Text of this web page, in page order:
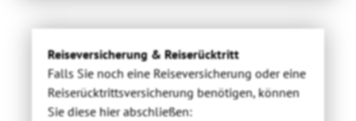
Reiseversicherung & Reiserücktritt
Falls Sie noch eine Reiseversicherung oder eine
Reiserücktrittsversicherung benötigen, können
Sie diese hier abschließen: